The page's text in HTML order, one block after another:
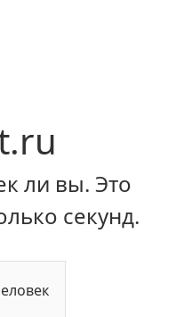
ли вы. Это
секунд.